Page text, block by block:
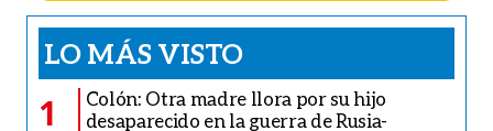
LO MÁS VISTO
1
Colón: Otra madre llora por su hijo
desaparecido en la guerra de Rusia-